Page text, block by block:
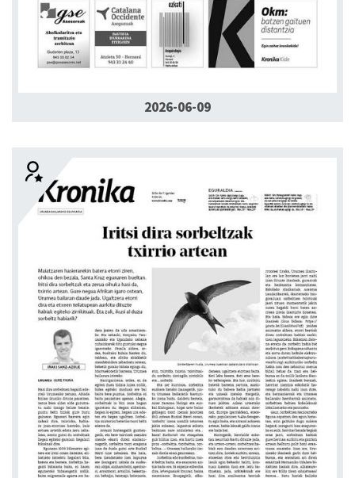
2026-06-09